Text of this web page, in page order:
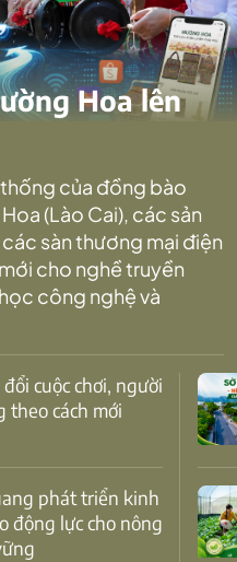
Hoa lên
của đồng bào
(Lào Cai), các sản
sàn thương mại điện
cho nghề truyền
công nghệ và
theo cách mới
động lực cho nông